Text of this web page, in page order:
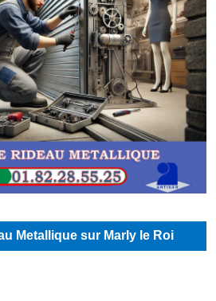
Metallique sur Marly le Roi